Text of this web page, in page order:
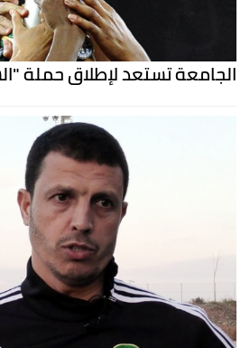
الجامعة تستعد لإطلاق حملة